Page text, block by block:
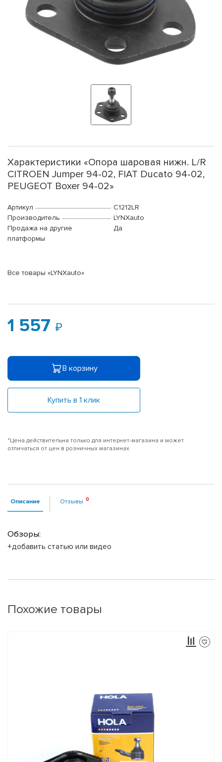
Характеристики «Опора шаровая нижн. L/R
CITROEN Jumper 94-02, FIAT Ducato 94-02,
PEUGEOT Boxer 94-02»
Артикул
C1212LR
Производитель
LYNXauto
Продажа на другие
платформы
Да
Все товары «LYNXauto»
1 557
В корзину
Купить в 1 клик
*Цена действительна только для интернет-магазина и может
отличаться от цен в розничных магазинах
Описание Отзывы
Обзоры:
+добавить статью или видео
Похожие товары